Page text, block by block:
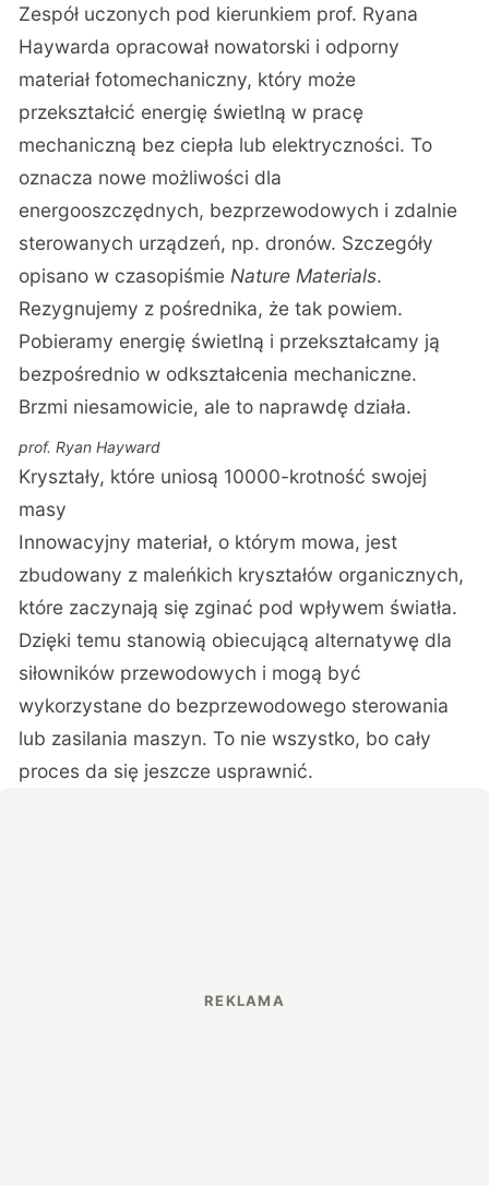
Zespół uczonych pod kierunkiem prof. Ryana
Haywarda opracował nowatorski i odporny
materiał fotomechaniczny, który może
przekształcić energię świetlną w pracę
mechaniczną bez ciepła lub elektryczności. To
oznacza nowe możliwości dla
energooszczędnych, bezprzewodowych i zdalnie
sterowanych urządzeń, np. dronów. Szczegóły
opisano w czasopiśmie Nature Materials.
Rezygnujemy z pośrednika, że tak powiem.
Pobieramy energię świetlną i przekształcamy ją
bezpośrednio w odkształcenia mechaniczne.
Brzmi niesamowicie, ale to naprawdę działa.
prof. Ryan Hayward
Kryształy, które uniosą 10000-krotność swojej
masy
Innowacyjny materiał, o którym mowa, jest
zbudowany z maleńkich kryształów organicznych,
które zaczynają się zginać pod wpływem światła.
Dzięki temu stanowią obiecującą alternatywę dla
siłowników przewodowych i mogą być
wykorzystane do bezprzewodowego sterowania
lub zasilania maszyn. To nie wszystko, bo cały
proces da się jeszcze usprawnić.